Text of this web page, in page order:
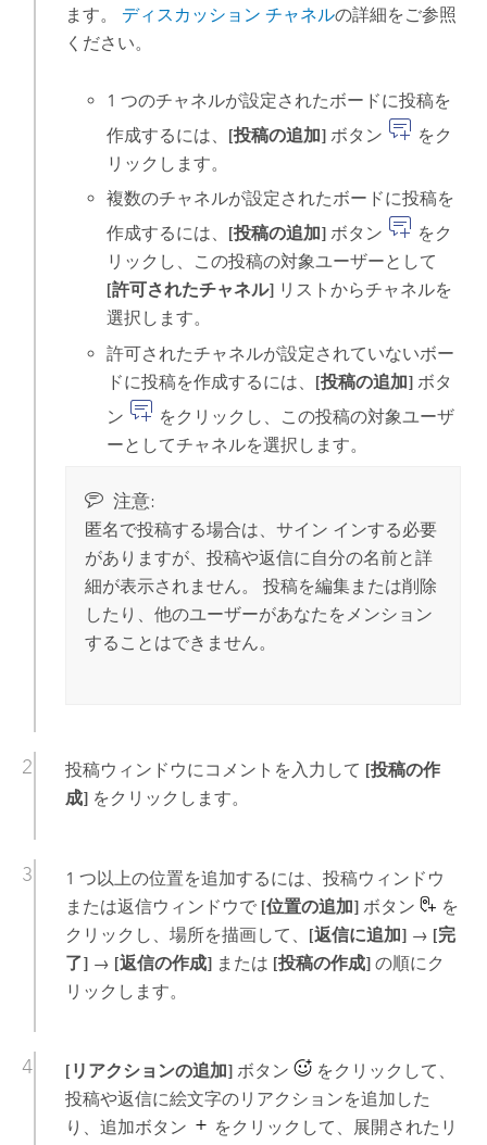
ます。 ディスカッション チャネルの詳細をご参照
ください。
1 つのチャネルが設定されたボードに投稿を
作成するには、 [投稿の追加] ボタン
をク
リックします。
複数のチャネルが設定されたボードに投稿を
作成するには、 [投稿の追加] ボタン
をク
リックし、この投稿の対象ユーザーとして
[許可されたチャネル] リストからチャネルを
選択します。
許可されたチャネルが設定されていないボー
ドに投稿を作成するには、 [投稿の追加] ボタ
ン
をクリックし、この投稿の対象ユーザ
ーとしてチャネルを選択します。
注意:
匿名で投稿する場合は、サイン インする必要
がありますが、投稿や返信に自分の名前と詳
細が表示されません。 投稿を編集または削除
したり、他のユーザーがあなたをメンション
することはできません。
投稿ウィンドウにコメントを入力して [投稿の作
成]をクリックします。
1 つ以上の位置を追加するには、投稿ウィンドウ
または返信ウィンドウで [位置の追加]ボタン
を
クリックし、場所を描画して、 [返信に追加]→ [完
了]→ [返信の作成]または [投稿の作成]の順にク
リックします。
[リアクションの追加]ボタン
をクリックして、
投稿や返信に絵文字のリアクションを追加した
り、追加ボタン
をクリックして、展開されたリ